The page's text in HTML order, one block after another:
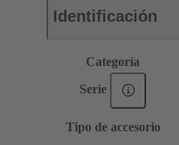
Identificación
Categoría
Serie
Tipo de accesorio